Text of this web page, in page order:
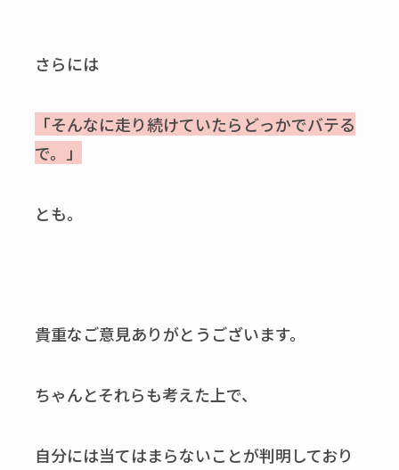
さらには
「そんなに走り続けていたらどっかでバテる
で。」
とも。
貴重なご意見ありがとうございます。
ちゃんとそれらも考えた上で、
自分には当てはまらないことが判明しており